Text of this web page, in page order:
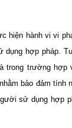
hiện hành vi vi
hợp pháp.
trường hợp
bảo đảm tính
sử dụng hợp